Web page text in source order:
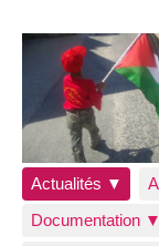
Actualités ▼
Documentation ▼